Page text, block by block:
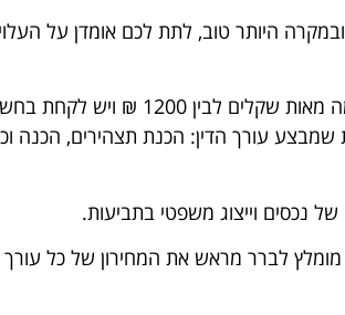
היותר טוב, לתת לכם אומדן על
המחיר של פגישת ייעוץ ראשונית ינוע בדרך כלל בין כמה מאות
שמבצע עורך הדין: הכנת תצהירים, הכנה
נכסים וייצוג משפטי בתביעות.
לברר מראש את המחירון של כל עורך